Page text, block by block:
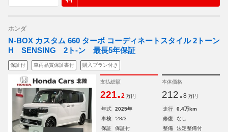
ホンダ
N-BOX カスタム 660 ターボ コーディネートスタイル 2トーン
H SENSING 2ト-ン 最長5年保証
保証付 車両品質保証書付 購入プラン付き
支払総額
221.2 万円
本体価格
212. 8 万円
年式 2025年 走行
0.4万km
車検
'28/3 修復
なし
保証
保証付 整備
法定整備付